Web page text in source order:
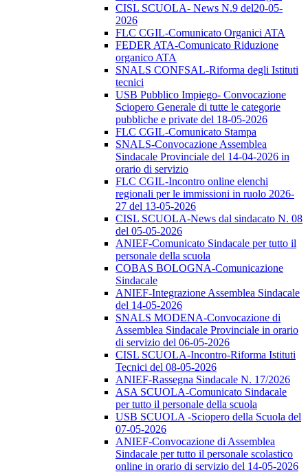
CISL SCUOLA- News N.9 del20-05-
2026
FLC CGIL-Comunicato Organici ATA
FEDER ATA-Comunicato Riduzione
organico ATA
SNALS CONFSAL-Riforma degli Istituti
tecnici
USB Pubblico Impiego- Convocazione
Sciopero Generale di tutte le categorie
pubbliche e private del 18-05-2026
FLC CGIL-Comunicato Stampa
SNALS-Convocazione Assemblea
Sindacale Provinciale del 14-04-2026 in
orario di servizio
FLC CGIL-Incontro online elenchi
regionali per le immissioni in ruolo 2026-
27 del 13-05-2026
CISL SCUOLA-News dal sindacato N. 08
del 05-05-2026
ANIEF-Comunicato Sindacale per tutto il
personale della scuola
COBAS BOLOGNA-Comunicazione
Sindacale
ANIEF-Integrazione Assemblea Sindacale
del 14-05-2026
SNALS MODENA-Convocazione di
Assemblea Sindacale Provinciale in orario
di servizio del 06-05-2026
CISL SCUOLA-Incontro-Riforma Istituti
Tecnici del 08-05-2026
ANIEF-Rassegna Sindacale N. 17/2026
ASA SCUOLA-Comunicato Sindacale
per tutto il personale della scuola
USB SCUOLA -Sciopero della Scuola del
07-05-2026
ANIEF-Convocazione di Assemblea
Sindacale per tutto il personale scolastico
online in orario di servizio del 14-05-2026